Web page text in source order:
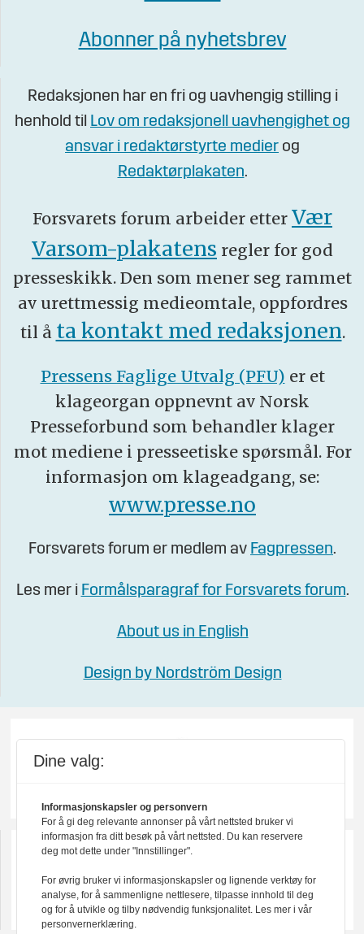
Abonner på nyhetsbrev
Redaksjonen har en fri og uavhengig stilling i
henhold til Lov om redaksjonell uavhengighet og
ansvar i redaktørstyrte medier og
Redaktørplakaten.
Forsvarets forum arbeider etter Vær
Varsom-plakatens regler for god
presseskikk. Den som mener seg rammet
av urettmessig medieomtale, oppfordres
til å ta kontakt med redaksjonen.
Pressens Faglige Utvalg (PFU) er et
klageorgan oppnevnt av Norsk
Presseforbund som behandler klager
mot mediene i presseetiske spørsmål. For
informasjon om klageadgang, se:
www.presse.no
Forsvarets forum er medlem av Fagpressen.
Les mer i Formålsparagraf for Forsvarets forum.
About us in English
Design by Nordström Design
Dine valg:
Informasjonskapsler og personvern
For å gi deg relevante annonser på vårt nettsted bruker vi
informasjon fra ditt besøk på vårt nettsted. Du kan reservere
deg mot dette under "Innstillinger".
For øvrig bruker vi informasjonskapsler og lignende verktøy for
analyse, for å sammenligne nettlesere, tilpasse innhold til deg
og for å utvikle og tilby nødvendig funksjonalitet. Les mer i vår
personvernerklæring.